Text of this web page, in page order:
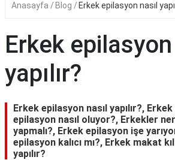
Anasayfa Blog Erkek epilasyon nasıl
Erkek epilasyon
yapılır?
Erkek epilasyon nasıl yapılır?,
epilasyon nasıl oluyor?, Erkekler
yapmalı?, Erkek epilasyon işe
epilasyon kalıcı mı?, Erkek makat
yapılır?